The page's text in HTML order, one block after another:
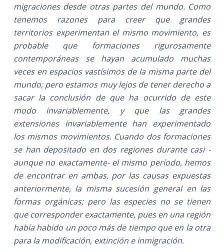
migraciones desde otras partes del mundo. Como
tenemos razones para creer que grandes
territorios experimentan el mismo movimiento, es
probable que formaciones rigurosamente
contemporáneas se hayan acumulado muchas
veces en espacios vastísimos de la misma parte del
mundo; pero estamos muy lejos de tener derecho a
sacar la conclusión de que ha ocurrido de este
modo invariablemente, y que las grandes
extensiones invariablemente han experimentado
los mismos movimientos. Cuando dos formaciones
se han depositado en dos regiones durante casi -
aunque no exactamente- el mismo período, hemos
de encontrar en ambas, por las causas expuestas
anteriormente, la misma sucesión general en las
formas orgánicas; pero las especies no se tienen
que corresponder exactamente, pues en una región
había habido un poco más de tiempo que en la otra
para la modificación, extinción e inmigración.